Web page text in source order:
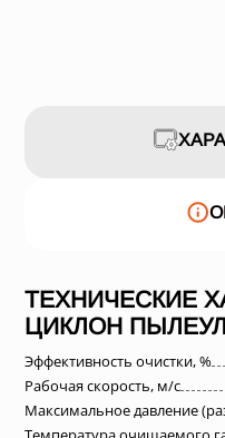
ТЕХНИЧЕСКИЕ
ЦИКЛОН
Эффективность очистки, %
Рабочая скорость, м/с
Максимальное давление